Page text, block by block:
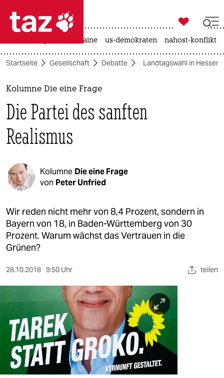
 taz zahl ich
taz zahl ich
themen
politik
öko
kultur
berlin
nord
wahrheit
veranstaltungen
shop
fragen & hilfe

taz zahl ich
krieg in der ukraine us-demokraten nahost-konflikt
Startseite Gesellschaft Debatte Landtagswahl in Hessen
Kolumne Die eine Frage
Die Partei des sanften
Realismus
Kolumne Die eine Frage
von Peter Unfried
Wir reden nicht mehr von 8,4 Prozent, sondern in
Bayern von 18, in Baden-Württemberg von 30
Prozent. Warum wächst das Vertrauen in die
Grünen?
28.10.2018 9:50 Uhr teilen